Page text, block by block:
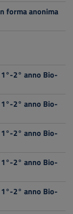
forma anonima
2° anno Bio-
2° anno Bio-
2° anno Bio-
2° anno Bio-
2° anno Bio-